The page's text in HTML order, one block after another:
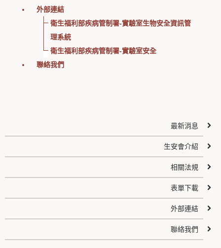
外部連結
衛生福利部疾病管制署-實驗室生物安全資訊管
理系統
衛生福利部疾病管制署-實驗室安全
聯絡我們
最新消息
生安會介紹
相關法規
表單下載
外部連結
聯絡我們